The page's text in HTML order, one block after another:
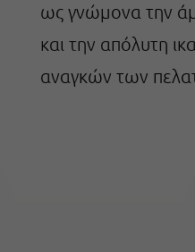
ως γνώμονα την
και την απόλυτη
αναγκών των